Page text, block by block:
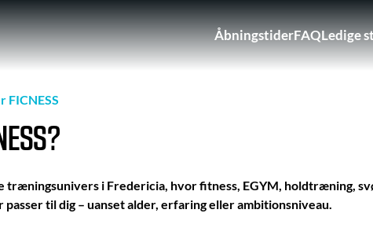
ÅbningstiderFAQLedige
FICNESS
træningsunivers i Fredericia, hvor fitness, EGYM, holdtræning,
til dig – uanset alder, erfaring eller ambitionsniveau.